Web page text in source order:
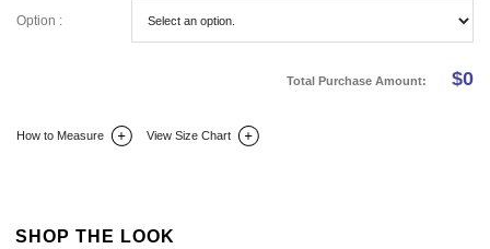
Option :
Total Purchase Amount: $0
How to Measure View Size Chart
SHOP THE LOOK